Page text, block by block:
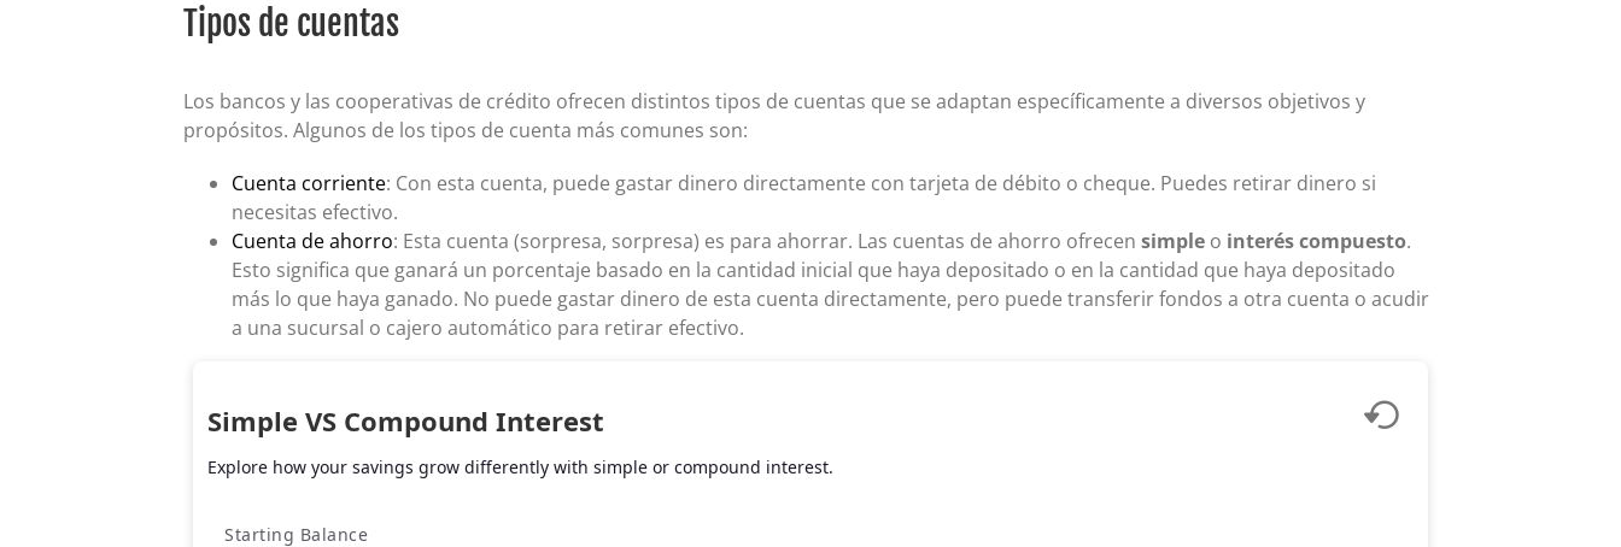
Tipos de cuentas
Los bancos y las cooperativas de crédito ofrecen distintos tipos de cuentas que se adaptan específicamente a diversos objetivos y
propósitos. Algunos de los tipos de cuenta más comunes son:
Cuenta corriente: Con esta cuenta, puede gastar dinero directamente con tarjeta de débito o cheque. Puedes retirar dinero si
necesitas efectivo.
Cuenta de ahorro: Esta cuenta (sorpresa, sorpresa) es para ahorrar. Las cuentas de ahorro ofrecen simpleo interés compuesto.
Esto significa que ganará un porcentaje basado en la cantidad inicial que haya depositado o en la cantidad que haya depositado
más lo que haya ganado. No puede gastar dinero de esta cuenta directamente, pero puede transferir fondos a otra cuenta o acudir
a una sucursal o cajero automático para retirar efectivo.
Simple VS Compound Interest
Explore how your savings grow differently with simple or compound interest.
Starting Balance